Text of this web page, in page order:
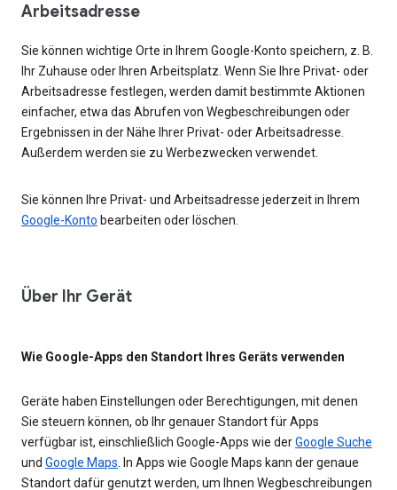
Arbeitsadresse
Sie können wichtige Orte in Ihrem Google-Konto speichern, z. B.
Ihr Zuhause oder Ihren Arbeitsplatz. Wenn Sie Ihre Privat- oder
Arbeitsadresse festlegen, werden damit bestimmte Aktionen
einfacher, etwa das Abrufen von Wegbeschreibungen oder
Ergebnissen in der Nähe Ihrer Privat- oder Arbeitsadresse.
Außerdem werden sie zu Werbezwecken verwendet.
Sie können Ihre Privat- und Arbeitsadresse jederzeit in Ihrem
Google-Konto bearbeiten oder löschen.
Über Ihr Gerät
Wie Google-Apps den Standort Ihres Geräts verwenden
Geräte haben Einstellungen oder Berechtigungen, mit denen
Sie steuern können, ob Ihr genauer Standort für Apps
verfügbar ist, einschließlich Google-Apps wie derGoogle Suche
und Google Maps. In Apps wie Google Maps kann der genaue
Standort dafür genutzt werden, um Ihnen Wegbeschreibungen